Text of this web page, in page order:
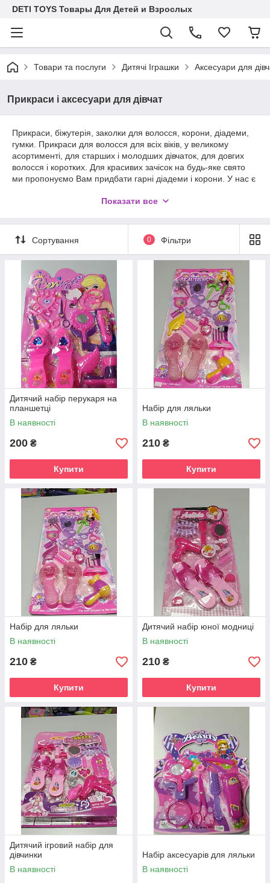
DETI TOYS Товары Для Детей и Взрослых
Товари та послуги Дитячі Іграшки Аксесуари для
Прикраси і аксесуари для дівчат
Прикраси, біжутерія, заколки для волосся, корони, діадеми,
гумки. Прикраси для волосся для всіх віків, у великому
асортименті, для старших і молодших дівчаток, для довгих
волосся і коротких. Для красивих зачісок на будь-яке свято
ми пропонуємо Вам придбати гарні діадеми і корони. У нас є
бантиків, квітів, метеликів, а так само для любительок ляльки
намистини. Дитячі прикраси допомагають дівчаткам створити
індивідуальний образ.
Показати все
Сортування 0 Фільтри
Дитячий набір перукаря на
планшетці
В наявності
200 ₴
Купити
Набір для ляльки
В наявності
210 ₴
Купити
Набір для ляльки
В наявності
210 ₴
Купити
Дитячий набір юної модниці
В наявності
210 ₴
Купити
Дитячий ігровий набір для
дівчинки
В наявності
Набір аксесуарів для ляльки
В наявності